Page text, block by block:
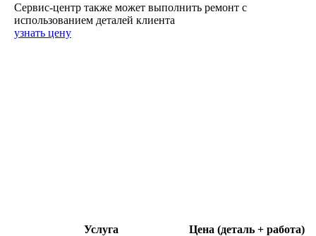
Сервис-центр также может выполнить ремонт с
использованием деталей клиента
узнать цену
Услуга
Цена (деталь + работа)